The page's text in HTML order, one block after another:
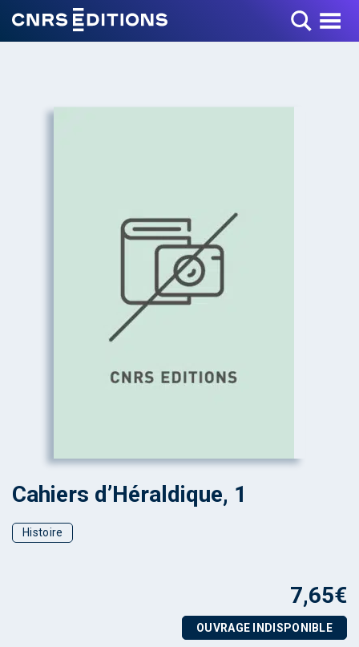
Toggle Menu
Cahiers d’Héraldique, 1
Histoire
7,65€
OUVRAGE INDISPONIBLE